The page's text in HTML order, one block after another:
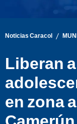
Noticias Caracol /
Liberan
en zona
Camerún